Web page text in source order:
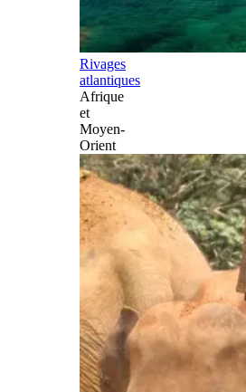
Rivages
atlantiques
Afrique
et
Moyen-
Orient